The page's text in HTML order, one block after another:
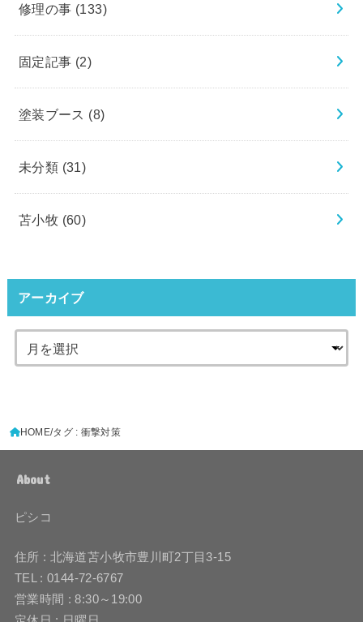
修理の事 (133)
固定記事 (2)
塗装ブース (8)
未分類 (31)
苫小牧 (60)
アーカイブ
HOME タグ : 衝撃対策
About
ピシコ
住所 : 北海道苫小牧市豊川町2丁目3-15
TEL : 0144-72-6767
営業時間 : 8:30～19:00